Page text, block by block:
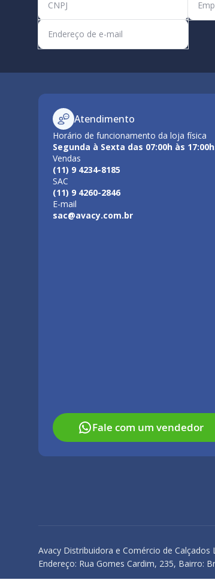
Atendimento
Horário de funcionamento da loja física
Segunda à Sexta das 07:00h às
Vendas
(11) 9 4234-8185
SAC
(11) 9 4260-2846
E-mail
sac@avacy.com.br
Fale com um vendedor
Avacy Distribuidora e Comércio de Calçados
Endereço: Rua Gomes Cardim, 235, Bairro: